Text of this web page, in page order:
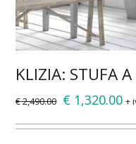
KLIZIA: STUFA
€2,490.00 Il
originale
€ 1,320.00Il+